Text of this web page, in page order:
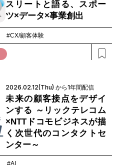
スリートと語る、スポー
ツ×データ×事業創出
#CX/顧客体験
2026.02.12(Thu) から1年間配信
未来の顧客接点をデザイ
ンする ～リックテレコム
×NTTドコモビジネスが描
く次世代のコンタクトセ
ンター～
#AI